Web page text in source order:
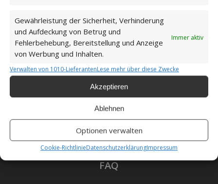
Gewährleistung der Sicherheit, Verhinderung
und Aufdeckung von Betrug und
Fehlerbehebung, Bereitstellung und Anzeige
von Werbung und Inhalten.
Immer aktiv
Verwalten von 1010-LieferantenLese mehr über diese Zwecke
Akzeptieren
Ablehnen
Optionen verwalten
Cookie-RichtlinieDatenschutzerklärungImpressum
Unsere Cookie-Richtlinie (EU)
Haftungsausschluss
Als Amazon-Partner verdiene ich an qualifizierten
Verkäufen.
FAQ